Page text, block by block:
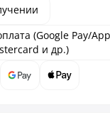
(Google Pay/
и др.)